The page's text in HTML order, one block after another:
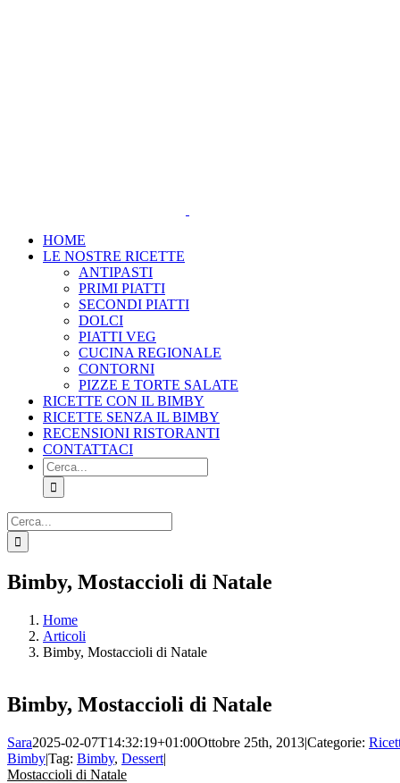
HOME
LE NOSTRE RICETTE
ANTIPASTI
PRIMI PIATTI
SECONDI PIATTI
DOLCI
PIATTI VEG
CUCINA REGIONALE
CONTORNI
PIZZE E TORTE SALATE
RICETTE CON IL BIMBY
RICETTE SENZA IL BIMBY
RECENSIONI RISTORANTI
CONTATTACI
Cerca
per:
Cerca
per:
Bimby, Mostaccioli di Natale
Home
Articoli
Bimby, Mostaccioli di Natale
Bimby, Mostaccioli di Natale
Sara2025-02-07T14:32:19+01:00Ottobre 25th, 2013|Categorie:
Bimby|Tag: Bimby, Dessert|
Mostaccioli di Natale